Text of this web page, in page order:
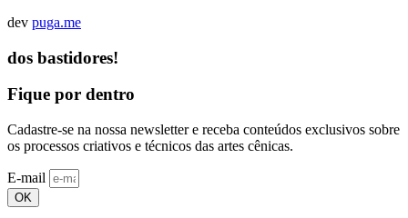
dev puga.me
dos bastidores!
Fique por dentro
Cadastre-se na nossa newsletter e receba conteúdos exclusivos sobre
os processos criativos e técnicos das artes cênicas.
E-mail
OK